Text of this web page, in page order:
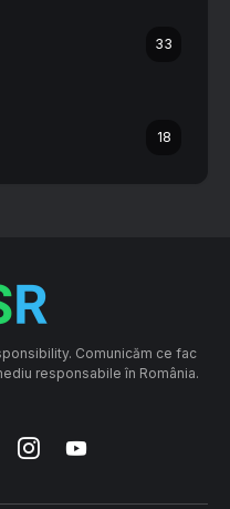
33
18
Comunicăm ce fac
responsabile în România.